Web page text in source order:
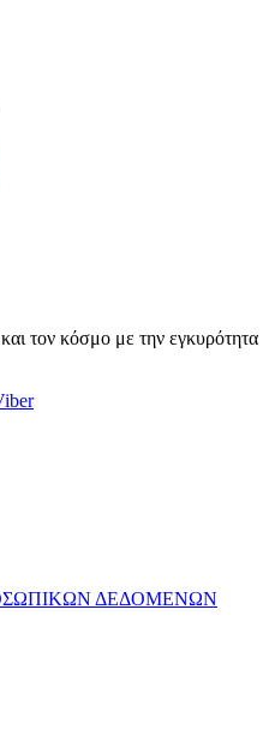
τον κόσμο με την εγκυρότητα
ΔΕΔΟΜΕΝΩΝ